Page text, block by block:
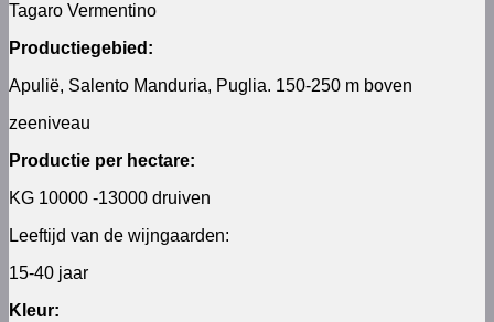
Tagaro Vermentino
Productiegebied:
Apulië, Salento Manduria, Puglia. 150-250 m boven
zeeniveau
Productie per hectare:
KG 10000 -13000 druiven
Leeftijd van de wijngaarden:
15-40 jaar
Kleur: